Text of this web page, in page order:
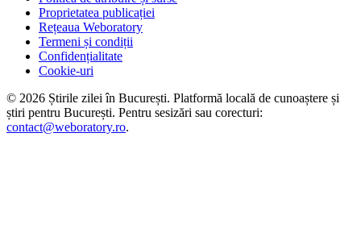
Proprietatea publicației
Rețeaua Weboratory
Termeni și condiții
Confidențialitate
Cookie-uri
© 2026 Știrile zilei în București. Platformă locală de cunoaștere și
știri pentru București. Pentru sesizări sau corecturi:
contact@weboratory.ro.